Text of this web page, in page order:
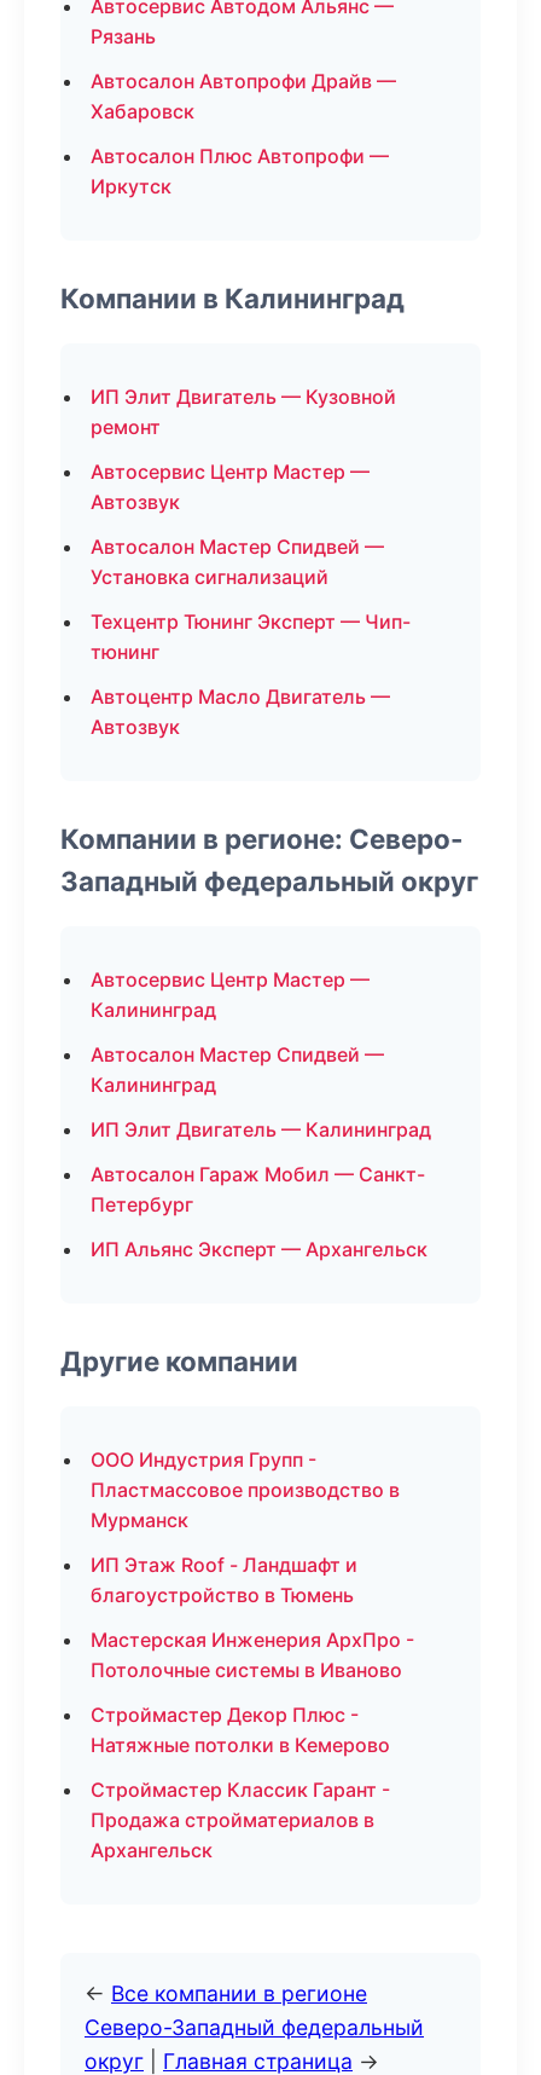
Автосервис Автодом Альянс —
Рязань
Автосалон Автопрофи Драйв —
Хабаровск
Автосалон Плюс Автопрофи —
Иркутск
Компании в Калининград
ИП Элит Двигатель — Кузовной
ремонт
Автосервис Центр Мастер —
Автозвук
Автосалон Мастер Спидвей —
Установка сигнализаций
Техцентр Тюнинг Эксперт — Чип-
тюнинг
Автоцентр Масло Двигатель —
Автозвук
Компании в регионе: Северо-
Западный федеральный округ
Автосервис Центр Мастер —
Калининград
Автосалон Мастер Спидвей —
Калининград
ИП Элит Двигатель — Калининград
Автосалон Гараж Мобил — Санкт-
Петербург
ИП Альянс Эксперт — Архангельск
Другие компании
ООО Индустрия Групп -
Пластмассовое производство в
Мурманск
ИП Этаж Roof - Ландшафт и
благоустройство в Тюмень
Мастерская Инженерия АрхПро -
Потолочные системы в Иваново
Строймастер Декор Плюс -
Натяжные потолки в Кемерово
Строймастер Классик Гарант -
Продажа стройматериалов в
Архангельск
← Все компании в регионе
Северо-Западный федеральный
округ
Главная страница →